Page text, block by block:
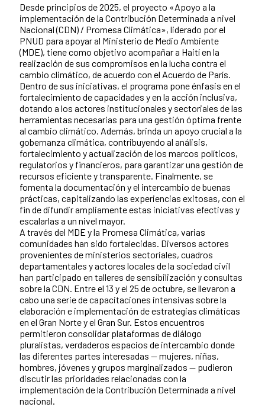
Contenido de la noticia
Desde principios de 2025, el proyecto «Apoyo a la
implementación de la Contribución Determinada a nivel
Nacional (CDN) / Promesa Climática», liderado por el
PNUD para apoyar al Ministerio de Medio Ambiente
(MDE), tiene como objetivo acompañar a Haití en la
realización de sus compromisos en la lucha contra el
cambio climático, de acuerdo con el Acuerdo de París.
Dentro de sus iniciativas, el programa pone énfasis en el
fortalecimiento de capacidades y en la acción inclusiva,
dotando a los actores institucionales y sectoriales de las
herramientas necesarias para una gestión óptima frente
al cambio climático. Además, brinda un apoyo crucial a la
gobernanza climática, contribuyendo al análisis,
fortalecimiento y actualización de los marcos políticos,
regulatorios y financieros, para garantizar una gestión de
recursos eficiente y transparente. Finalmente, se
fomenta la documentación y el intercambio de buenas
prácticas, capitalizando las experiencias exitosas, con el
fin de difundir ampliamente estas iniciativas efectivas y
escalarlas a un nivel mayor.
A través del MDE y la Promesa Climática, varias
comunidades han sido fortalecidas. Diversos actores
provenientes de ministerios sectoriales, cuadros
departamentales y actores locales de la sociedad civil
han participado en talleres de sensibilización y consultas
sobre la CDN. Entre el 13 y el 25 de octubre, se llevaron a
cabo una serie de capacitaciones intensivas sobre la
elaboración e implementación de estrategias climáticas
en el Gran Norte y el Gran Sur. Estos encuentros
permitieron consolidar plataformas de diálogo
pluralistas, verdaderos espacios de intercambio donde
las diferentes partes interesadas — mujeres, niñas,
hombres, jóvenes y grupos marginalizados — pudieron
discutir las prioridades relacionadas con la
implementación de la Contribución Determinada a nivel
nacional.